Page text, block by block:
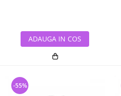
ADAUGA IN COS
-55%